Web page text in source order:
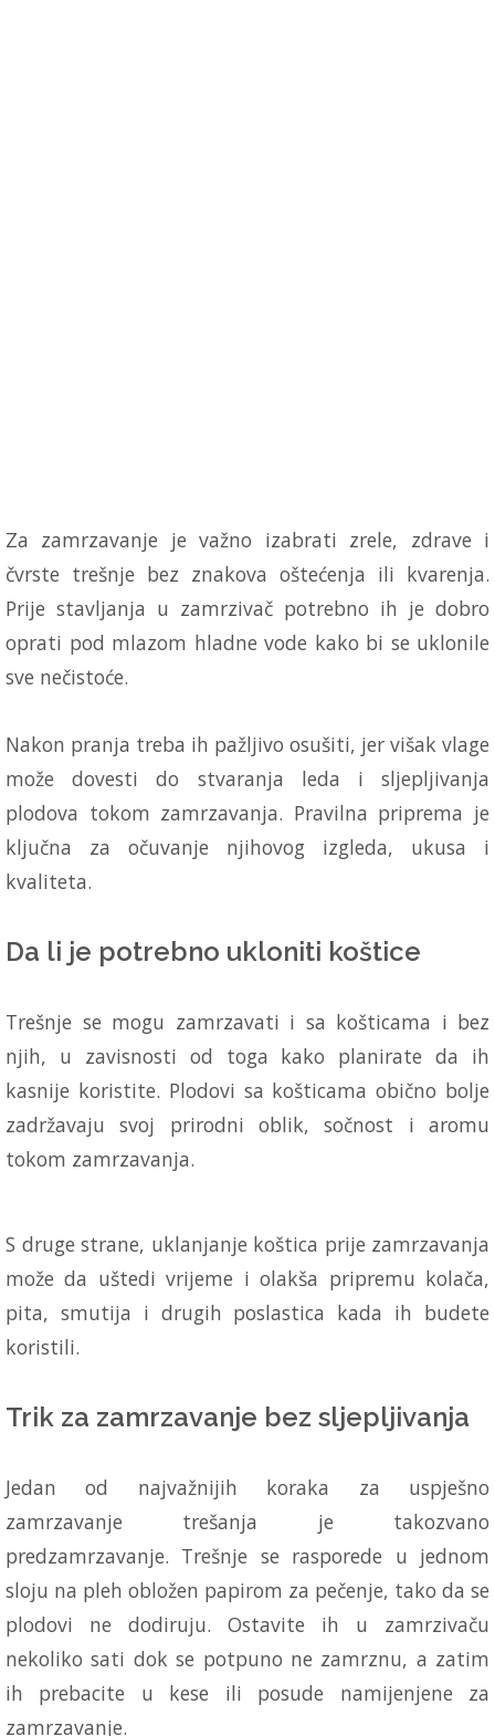
Za zamrzavanje je važno izabrati zrele, zdrave i
čvrste trešnje bez znakova oštećenja ili kvarenja.
Prije stavljanja u zamrzivač potrebno ih je dobro
oprati pod mlazom hladne vode kako bi se uklonile
sve nečistoće.
Nakon pranja treba ih pažljivo osušiti, jer višak vlage
može dovesti do stvaranja leda i sljepljivanja
plodova tokom zamrzavanja. Pravilna priprema je
ključna za očuvanje njihovog izgleda, ukusa i
kvaliteta.
Da li je potrebno ukloniti koštice
Trešnje se mogu zamrzavati i sa košticama i bez
njih, u zavisnosti od toga kako planirate da ih
kasnije koristite. Plodovi sa košticama obično bolje
zadržavaju svoj prirodni oblik, sočnost i aromu
tokom zamrzavanja.
S druge strane, uklanjanje koštica prije zamrzavanja
može da uštedi vrijeme i olakša pripremu kolača,
pita, smutija i drugih poslastica kada ih budete
koristili.
Trik za zamrzavanje bez sljepljivanja
Jedan od najvažnijih koraka za uspješno
zamrzavanje trešanja je takozvano
predzamrzavanje. Trešnje se rasporede u jednom
sloju na pleh obložen papirom za pečenje, tako da se
plodovi ne dodiruju. Ostavite ih u zamrzivaču
nekoliko sati dok se potpuno ne zamrznu, a zatim
ih prebacite u kese ili posude namijenjene za
zamrzavanje.